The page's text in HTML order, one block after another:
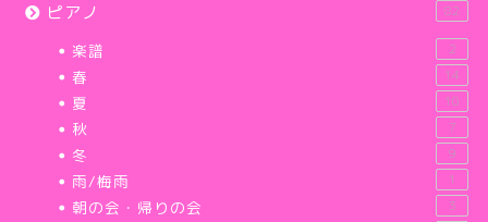
ピアノ 82
楽譜 2
春 14
夏 10
秋 7
冬 9
雨/梅雨 1
朝の会・帰りの会 3